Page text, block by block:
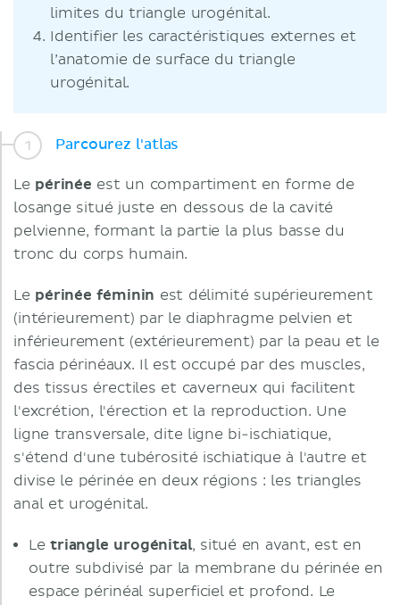
limites du triangle urogénital.
Identifier les caractéristiques externes et
l’anatomie de surface du triangle
urogénital.
Parcourez l'atlas
Le périnée est un compartiment en forme de
losange situé juste en dessous de la cavité
pelvienne, formant la partie la plus basse du
tronc du corps humain.
Le périnée féminin est délimité supérieurement
(intérieurement) par le diaphragme pelvien et
inférieurement (extérieurement) par la peau et le
fascia périnéaux. Il est occupé par des muscles,
des tissus érectiles et caverneux qui facilitent
l'excrétion, l'érection et la reproduction. Une
ligne transversale, dite ligne bi-ischiatique,
s'étend d'une tubérosité ischiatique à l'autre et
divise le périnée en deux régions : les triangles
anal et urogénital.
Letriangle urogénital, situé en avant, est en
outre subdivisé par la membrane du périnée en
espace périnéal superficiel et profond. Le